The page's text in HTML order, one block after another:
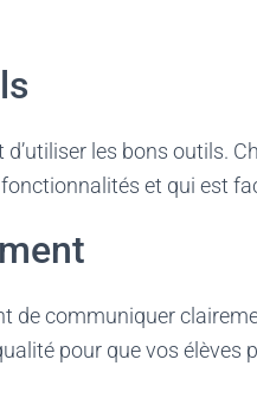
les bons outils.
et qui est
de communiquer
pour que vos élèves